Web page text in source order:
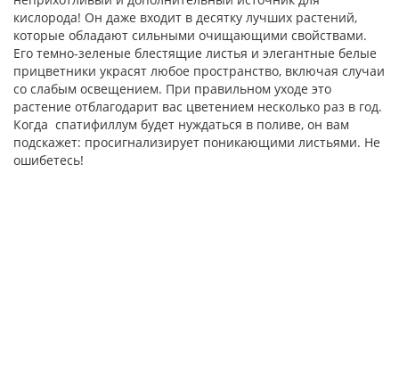
кислорода! Он даже входит в десятку лучших растений,
которые обладают сильными очищающими свойствами.
Его темно-зеленые блестящие листья и элегантные белые
прицветники украсят любое пространство, включая случаи
со слабым освещением. При правильном уходе это
растение отблагодарит вас цветением несколько раз в год.
Когда спатифиллум будет нуждаться в поливе, он вам
подскажет: просигнализирует поникающими листьями. Не
ошибетесь!